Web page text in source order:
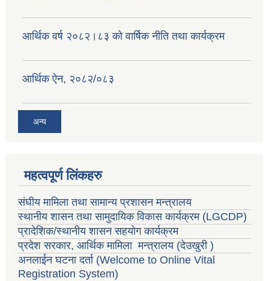
आर्थिक वर्ष २०८२।८३ को वार्षिक नीति तथा कार्यक्रम
आर्थिक ऐन, २०८२/०८३
अन्य
महत्वपूर्ण लिंकहरु
संघीय मामिला तथा सामान्य प्रशासन मन्त्रालय
स्थानीय शासन तथा सामुदायिक विकास कार्यक्रम (LGCDP)
प्रादेशिक/स्थानीय शासन सहयोग कार्यक्रम
प्रदेश सरकार, आर्थिक मामिला मन्त्रालय (देउखुरी )
अनलाईन घटना दर्ता (Welcome to Online Vital
Registration System)